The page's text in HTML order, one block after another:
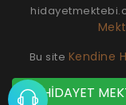
Bu site Kendine
HİDAYET